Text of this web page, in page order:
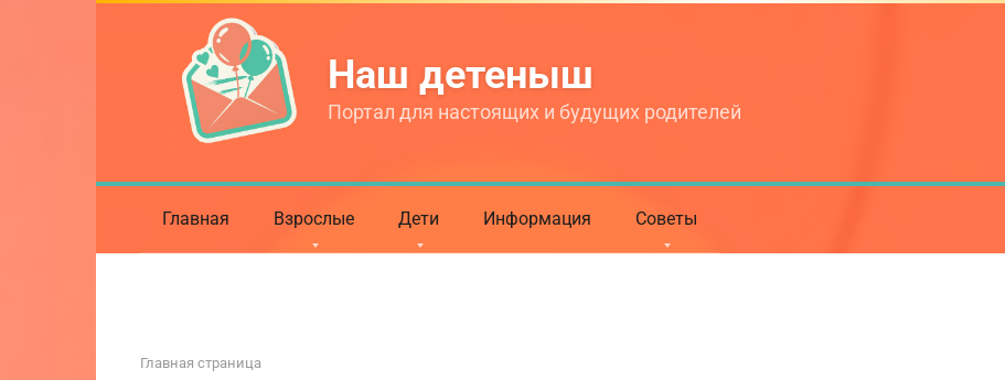
Наш детеныш
Портал для настоящих и будущих родителей
Главная Взрослые Дети Информация Советы
Главная страница